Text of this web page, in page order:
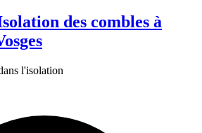
des combles à
l'isolation